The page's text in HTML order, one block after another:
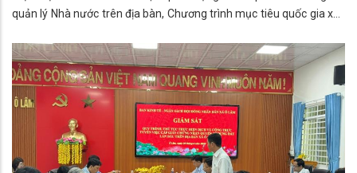
quản lý Nhà nước trên địa bàn, Chương trình mục tiêu quốc gia xây
hành chính xã. Tham dự hội nghị có đồng chí Tiêu Đình Hiếu Nhân
Trung - Phó bí thư thường trực Đảng ủy; ông Chau Sóc Thanh - Phó
Chủ tịch HĐND xã; ông Đặng Quốc Tuấn - Phó Chủ tịch UBND xã.